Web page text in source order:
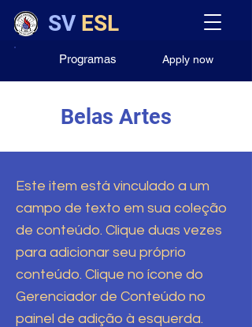
SV ESL
Programas Apply now
Belas Artes
Este item está vinculado a um
campo de texto em sua coleção
de conteúdo. Clique duas vezes
para adicionar seu próprio
conteúdo. Clique no ícone do
Gerenciador de Conteúdo no
painel de adição à esquerda.